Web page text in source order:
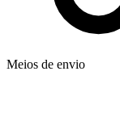
Meios de envio